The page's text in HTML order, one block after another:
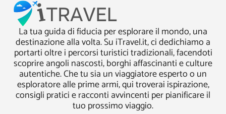
La tua guida di fiducia per esplorare il mondo, una
destinazione alla volta. Su iTravel.it, ci dedichiamo a
portarti oltre i percorsi turistici tradizionali, facendoti
scoprire angoli nascosti, borghi affascinanti e culture
autentiche. Che tu sia un viaggiatore esperto o un
esploratore alle prime armi, qui troverai ispirazione,
consigli pratici e racconti avvincenti per pianificare il
tuo prossimo viaggio.